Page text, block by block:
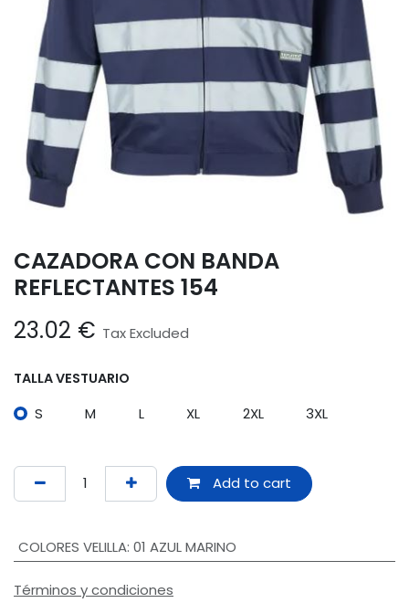
CAZADORA CON BANDA
REFLECTANTES 154
23.02 € Tax Excluded
TALLA VESTUARIO
S M L XL 2XL 3XL
Add to cart
COLORES VELILLA: 01 AZUL MARINO
Términos y condiciones